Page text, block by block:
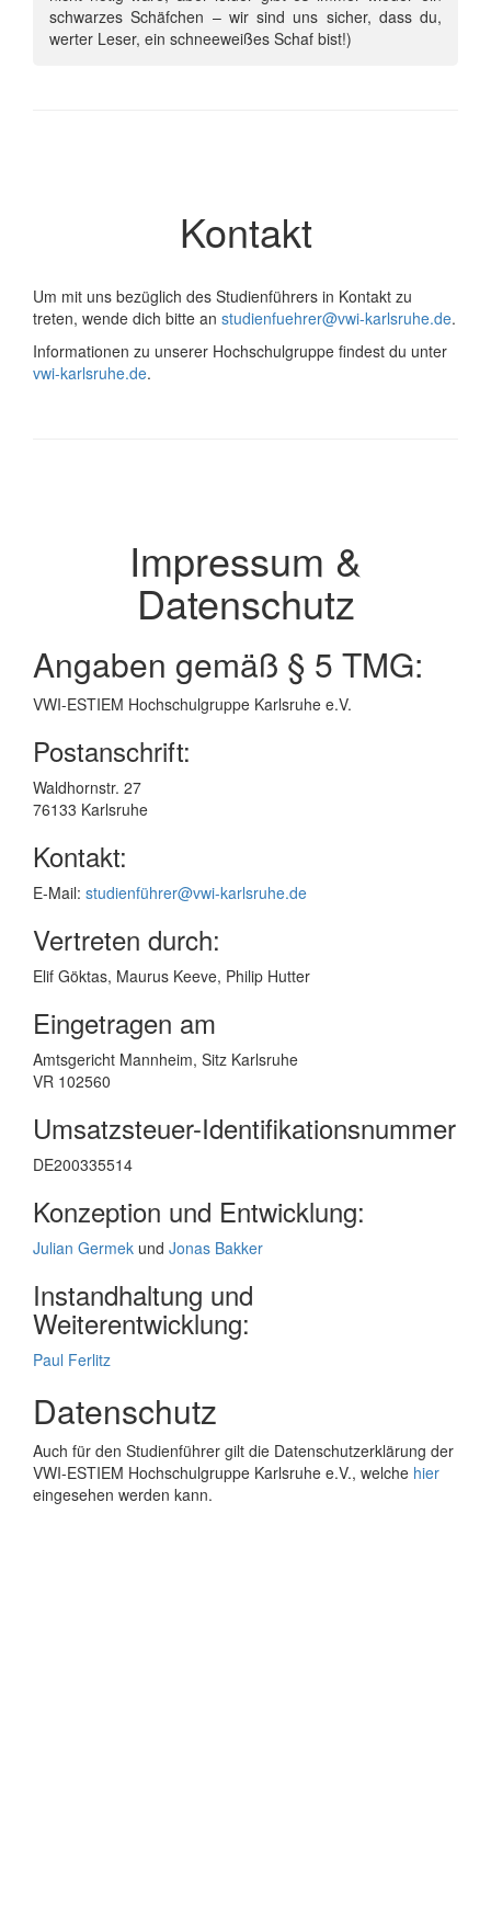
schwarzes Schäfchen – wir sind uns sicher, dass du,
werter Leser, ein schneeweißes Schaf bist!)
Kontakt
Um mit uns bezüglich des Studienführers in Kontakt zu
treten, wende dich bitte an studienfuehrer@vwi-karlsruhe.de.
Informationen zu unserer Hochschulgruppe findest du unter
vwi-karlsruhe.de.
Impressum &
Datenschutz
Angaben gemäß § 5 TMG:
VWI-ESTIEM Hochschulgruppe Karlsruhe e.V.
Postanschrift:
Waldhornstr. 27
76133 Karlsruhe
Kontakt:
E-Mail: studienführer@vwi-karlsruhe.de
Vertreten durch:
Elif Göktas, Maurus Keeve, Philip Hutter
Eingetragen am
Amtsgericht Mannheim, Sitz Karlsruhe
VR 102560
Umsatzsteuer-Identifikationsnummer
DE200335514
Konzeption und Entwicklung:
Julian Germek und Jonas Bakker
Instandhaltung und
Weiterentwicklung:
Paul Ferlitz
Datenschutz
Auch für den Studienführer gilt die Datenschutzerklärung der
VWI-ESTIEM Hochschulgruppe Karlsruhe e.V., welche hier
eingesehen werden kann.